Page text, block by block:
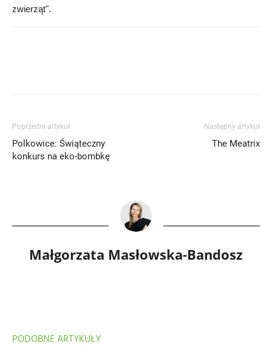
zwierząt".
Poprzedni artykuł
Polkowice: Świąteczny
konkurs na eko-bombkę
Następny artykuł
The Meatrix
Małgorzata Masłowska-Bandosz
PODOBNE ARTYKUŁY